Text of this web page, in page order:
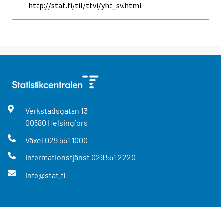
http://stat.fi/til/ttvi/yht_sv.html
Verkstadsgatan 13
00580 Helsingfors
Växel 029 551 1000
Informationstjänst 029 551 2220
info@stat.fi